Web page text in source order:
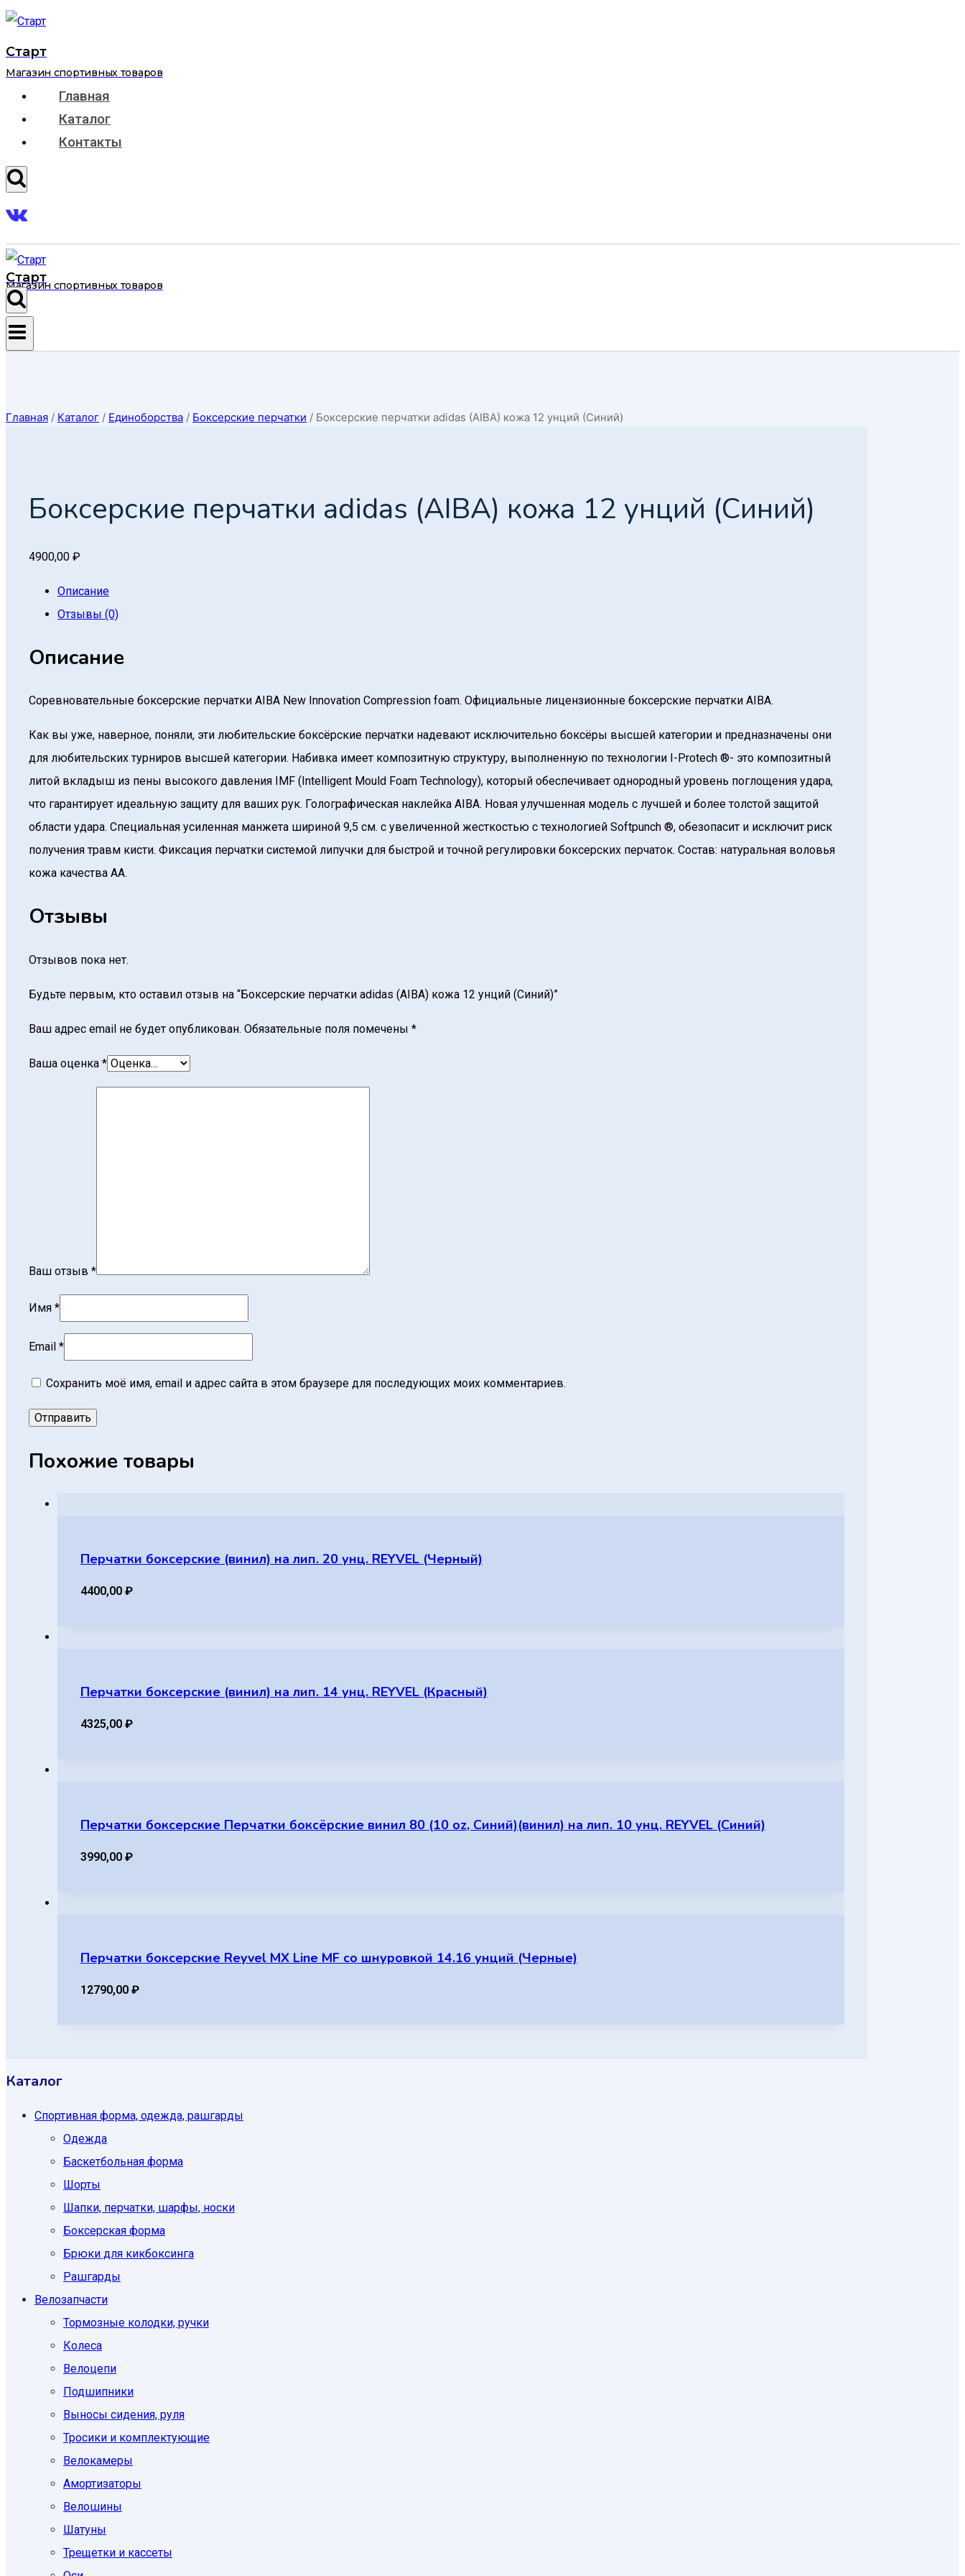
Перейти
содержимому
Старт
Магазин спортивных товаров
Главная
Каталог
Контакты
Старт
Магазин спортивных товаров
Главная / Каталог / Единоборcтва / Боксерские перчатки / Боксерские перчатки adidas (AIBA) кожа 12 унций (Синий)
Боксерские перчатки adidas (AIBA) кожа 12 унций (Синий)
4900,00 ₽
Описание
Отзывы (0)
Описание
Соревновательные боксерские перчатки AIBA New Innovation Compression foam. Официальные лицензионные боксерские перчатки АIBA.
Как вы уже, наверное, поняли, эти любительские боксёрские перчатки надевают исключительно боксёры высшей категории и предназначены они
для любительских турниров высшей категории. Набивка имеет композитную структуру, выполненную по технологии I-Protech ®- это композитный
литой вкладыш из пены высокого давления IMF (Intelligent Mould Foam Technology), который обеспечивает однородный уровень поглощения удара,
что гарантирует идеальную защиту для ваших рук. Голографическая наклейка AIBA. Новая улучшенная модель с лучшей и более толстой защитой
области удара. Специальная усиленная манжета шириной 9,5 см. с увеличенной жесткостью с технологией Softpunch ®, обезопасит и исключит риск
получения травм кисти. Фиксация перчатки системой липучки для быстрой и точной регулировки боксерских перчаток. Состав: натуральная воловья
кожа качества АА.
Отзывы
Отзывов пока нет.
Будьте первым, кто оставил отзыв на “Боксерские перчатки adidas (AIBA) кожа 12 унций (Синий)”
Ваш адрес email не будет опубликован. Обязательные поля помечены *
Ваша оценка *
Ваш отзыв *
Имя *
Email *
Сохранить моё имя, email и адрес сайта в этом браузере для последующих моих комментариев.
Похожие товары
Перчатки боксерские (винил) на лип. 20 унц. REYVEL (Черный)
4400,00 ₽
Перчатки боксерские (винил) на лип. 14 унц. REYVEL (Красный)
4325,00 ₽
Перчатки боксерские Перчатки боксёрские винил 80 (10 oz, Синий)(винил) на лип. 10 унц. REYVEL (Синий)
3990,00 ₽
Перчатки боксерские Reyvel MX Line MF со шнуровкой 14.16 унций (Черные)
12790,00 ₽
Каталог
Спортивная форма, одежда, рашгарды
Одежда
Баскетбольная форма
Шорты
Шапки, перчатки, шарфы, носки
Боксерская форма
Брюки для кикбоксинга
Рашгарды
Велозапчасти
Тормозные колодки, ручки
Колеса
Велоцепи
Подшипники
Выносы сидения, руля
Тросики и комплектующие
Велокамеры
Амортизаторы
Велошины
Шатуны
Трещетки и кассеты